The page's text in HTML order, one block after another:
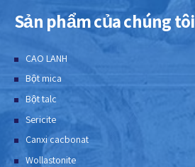
Sản phẩm của chúng tôi
CAO LANH
Bột mica
Bột talc
Sericite
Canxi cacbonat
Wollastonite